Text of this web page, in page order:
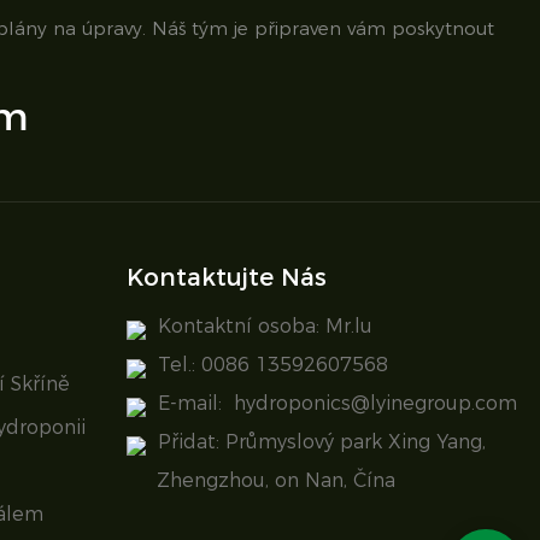
na úpravy. Náš tým je připraven vám poskytnout
Skříně
Kontaktujte Nás
Kontaktní osoba: Mr.lu
Tel.: 0086 13592607568
E-mail:
hydroponics@lyinegroup.com
Přidat: Průmyslový park Xing Yang,
Zhengzhou, on Nan, Čína